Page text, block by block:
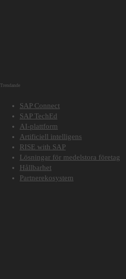
Trendande
SAP Connect
SAP TechEd
AI-plattform
Artificiell intelligens
RISE with SAP
Lösningar för medelstora företag
Hållbarhet
Partnerekosystem